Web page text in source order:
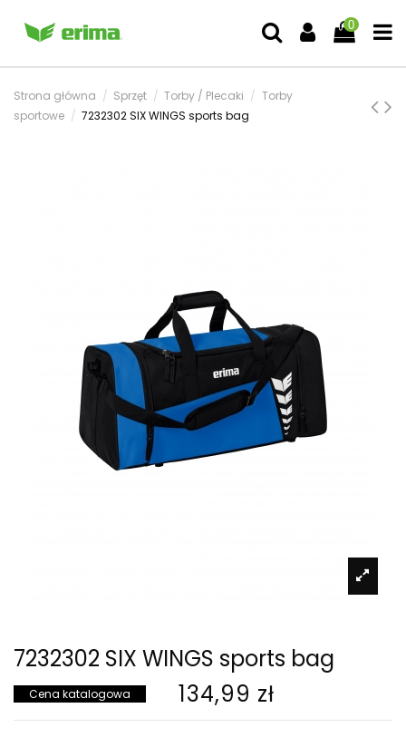
0
Strona główna Sprzęt Torby / Plecaki
Torby
sportowe
7232302 SIX WINGS sports bag
7232302 SIX WINGS sports bag
Cena katalogowa 134,99 zł